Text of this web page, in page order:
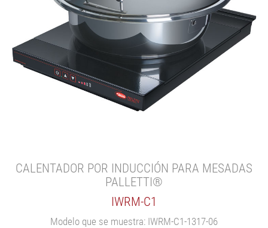
CALENTADOR POR INDUCCIÓN PARA MESADAS
PALLETTI®
IWRM-C1
Modelo que se muestra: IWRM-C1-1317-06